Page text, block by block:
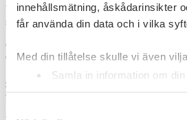
innehållsmätning, åskådarinsikter
får använda din data och i vilka
Med din tillåtelse skulle vi även
Samla in information om
upp till flera meter
Varmrökt lax är en favorit i många
smakfull och kan…
0
0
c
cia